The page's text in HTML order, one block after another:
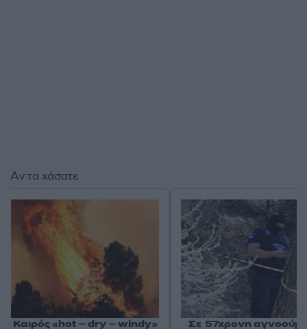
Αν τα χάσατε
Καιρός «hot – dry – windy»
Σε 57χρονη